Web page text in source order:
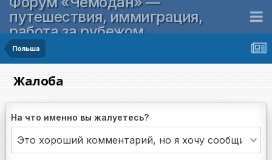
путешествия, иммиграция,
работа за рубежом
Польша
Жалоба
На что именно вы жалуетесь?